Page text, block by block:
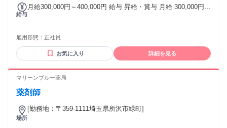
給与
月給300,000円～400,000円 給与 昇給・賞与 月給 300,000円
10万円 住宅手当（会社都合による転居を伴う異動については
手当など） 賞与） 年2回（7月・12月） 月給300000円～
400000円
雇用形態： 正社員
お気に入り 詳細を見る
マリーンブルー薬局
薬剤師
場所
[勤務地：〒359-1111埼玉県所沢市緑町]